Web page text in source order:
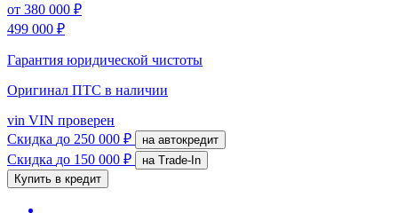
от 380 000 ₽
499 000 ₽
Гарантия юридической чистоты
Оригинал ПТС в наличии
vin VIN проверен
Скидка до 250 000 ₽ на автокредит
Скидка до 150 000 ₽
на Trade-In
Купить в кредит